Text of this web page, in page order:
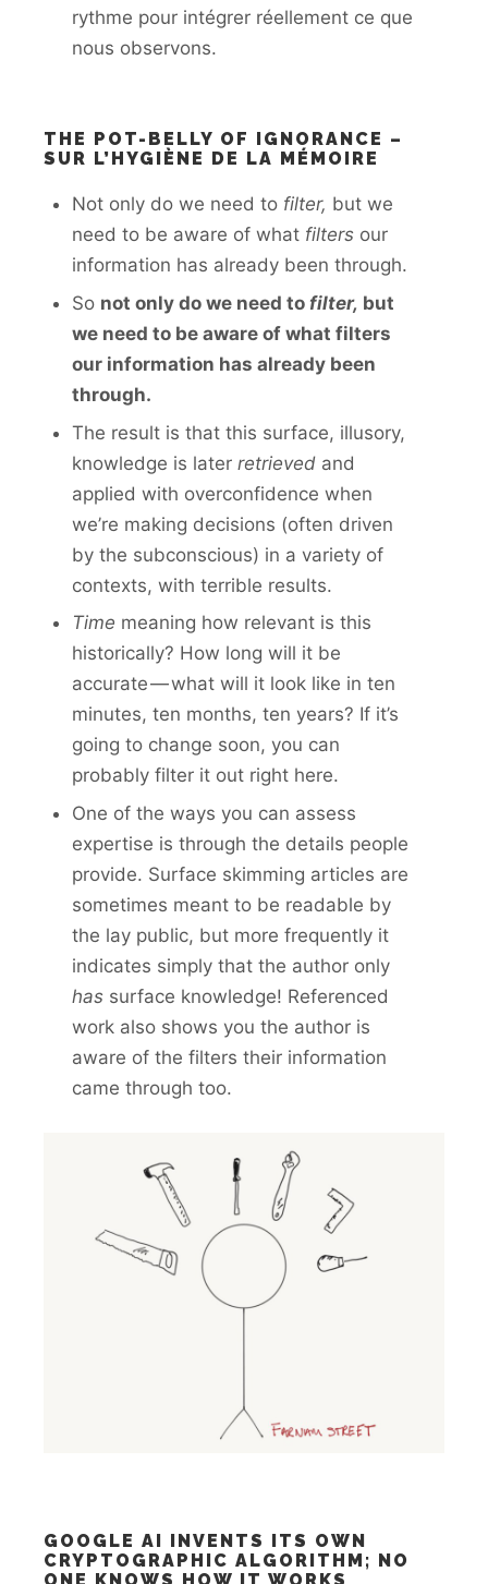
rythme pour intégrer réellement ce que
nous observons.
THE POT-BELLY OF IGNORANCE –
SUR L’HYGIÈNE DE LA MÉMOIRE
Not only do we need to filter, but we
need to be aware of what filtersour
information has already been through.
So not only do we need to filter, but
we need to be aware of what filters
our information has already been
through.
The result is that this surface, illusory,
knowledge is later retrievedand
applied with overconfidence when
we’re making decisions (often driven
by the subconscious) in a variety of
contexts, with terrible results.
Time meaning how relevant is this
historically? How long will it be
accurate — what will it look like in ten
minutes, ten months, ten years? If it’s
going to change soon, you can
probably filter it out right here.
One of the ways you can assess
expertise is through the details people
provide. Surface skimming articles are
sometimes meant to be readable by
the lay public, but more frequently it
indicates simply that the author only
hassurface knowledge! Referenced
work also shows you the author is
aware of the filters their information
came through too.
GOOGLE AI INVENTS ITS OWN
CRYPTOGRAPHIC ALGORITHM; NO